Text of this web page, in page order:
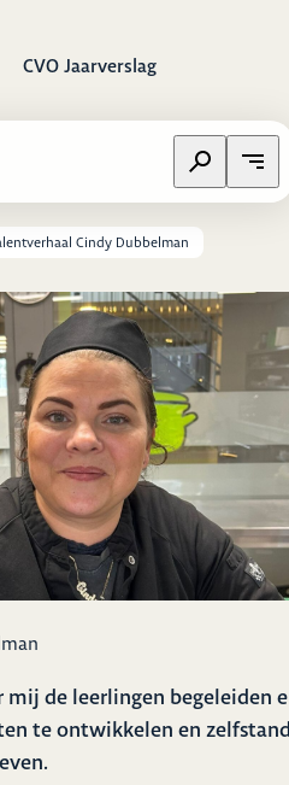
CVO Jaarverslag
Zoeken op
Cindy Dubbelman
de leerlingen begeleiden
te ontwikkelen en